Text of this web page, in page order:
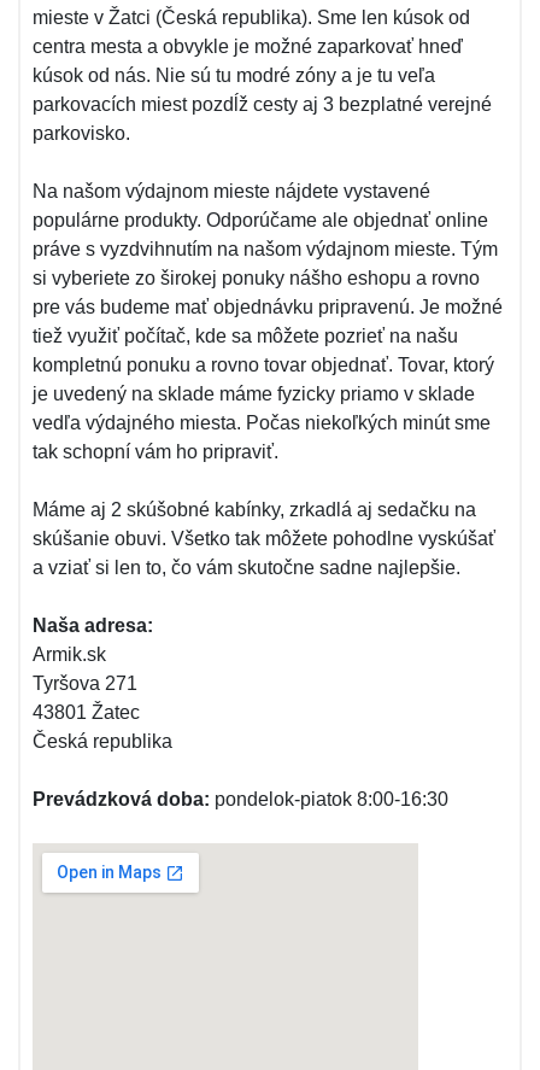
mieste v Žatci (Česká republika). Sme len kúsok od
centra mesta a obvykle je možné zaparkovať hneď
kúsok od nás. Nie sú tu modré zóny a je tu veľa
parkovacích miest pozdĺž cesty aj 3 bezplatné verejné
parkovisko.
Na našom výdajnom mieste nájdete vystavené
populárne produkty. Odporúčame ale objednať online
práve s vyzdvihnutím na našom výdajnom mieste. Tým
si vyberiete zo širokej ponuky nášho eshopu a rovno
pre vás budeme mať objednávku pripravenú. Je možné
tiež využiť počítač, kde sa môžete pozrieť na našu
kompletnú ponuku a rovno tovar objednať. Tovar, ktorý
je uvedený na sklade máme fyzicky priamo v sklade
vedľa výdajného miesta. Počas niekoľkých minút sme
tak schopní vám ho pripraviť.
Máme aj 2 skúšobné kabínky, zrkadlá aj sedačku na
skúšanie obuvi. Všetko tak môžete pohodlne vyskúšať
a vziať si len to, čo vám skutočne sadne najlepšie.
Naša adresa:
Armik.sk
Tyršova 271
43801 Žatec
Česká republika
Prevádzková doba: pondelok-piatok 8:00-16:30